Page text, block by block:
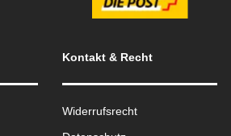
Kontakt & Recht
Widerrufsrecht